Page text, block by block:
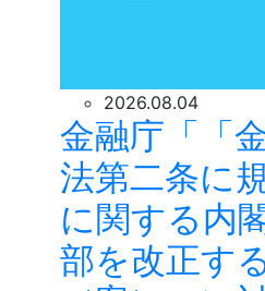
2026.08.04
金融庁「「
法第二条に
に関する内
部を改正す